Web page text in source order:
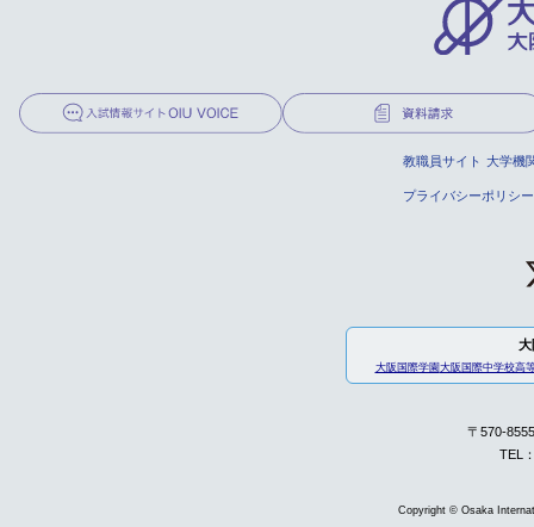
教職員サイト 大学機
プライバシーポリシー
大
大阪国際学園大阪国際中学校高
〒570-
TEL
Copyright © Osaka